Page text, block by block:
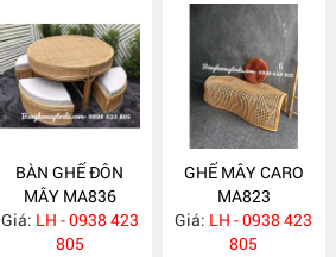
BÀN GHẾ ĐÔN
MÂY MA836
Giá: LH - 0938 423
805
GHẾ MÂY CARO
MA823
Giá: LH - 0938 423
805